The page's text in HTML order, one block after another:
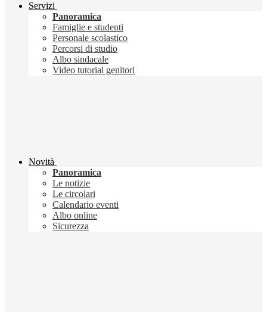
Servizi
Panoramica
Famiglie e studenti
Personale scolastico
Percorsi di studio
Albo sindacale
Video tutorial genitori
Novità
Panoramica
Le notizie
Le circolari
Calendario eventi
Albo online
Sicurezza